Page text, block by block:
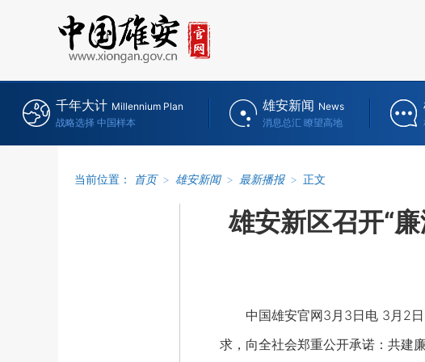
千年大计 Millennium Plan
战略选择 中国样本
雄安新闻 News
消息总汇 瞭望高地
当前位置： 首页 > 雄安新闻 > 最新播报 > 正文
雄安新区召开“
中国雄安官网3月3日电 3月2日
求，向全社会郑重公开承诺：共建